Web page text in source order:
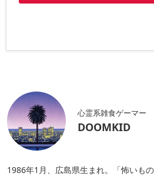
心霊系雑食ゲーマー
DOOMKID
1986年1月、広島県生まれ。「怖いも